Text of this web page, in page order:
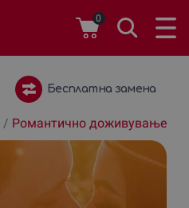
0
1 година важност
/ Романтично доживување